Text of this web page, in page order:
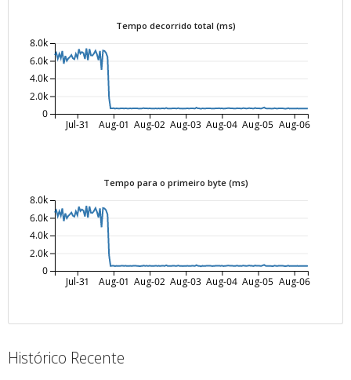
Tempo decorrido total (ms)
Jul-31 Aug-01 Aug-02 Aug-03 Aug-04 Aug-05 Aug-06
0
2.0k
4.0k
6.0k
8.0k
Tempo para o primeiro byte (ms)
Jul-31 Aug-01 Aug-02 Aug-03 Aug-04 Aug-05 Aug-06
0
2.0k
4.0k
6.0k
8.0k
Histórico Recente